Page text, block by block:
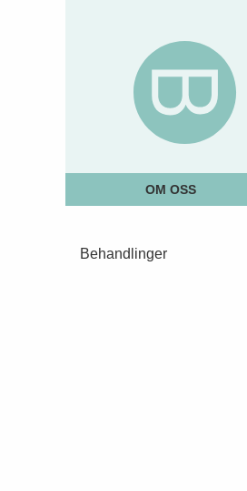
OM OSS
Behandlinger